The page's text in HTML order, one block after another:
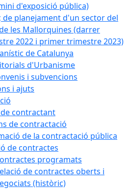
d'exposició pública)
de planejament d'un sector del
les Mallorquines (darrer
2022 i primer trimestre 2023)
de Catalunya
d'Urbanisme
i subvencions
i ajuts
contractant
de contractació
de la contractació pública
de contractes
programats
de contractes oberts i
(històric)